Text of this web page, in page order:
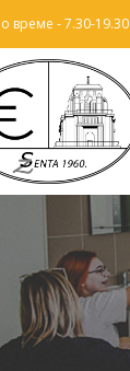
време - 7.30-19.30